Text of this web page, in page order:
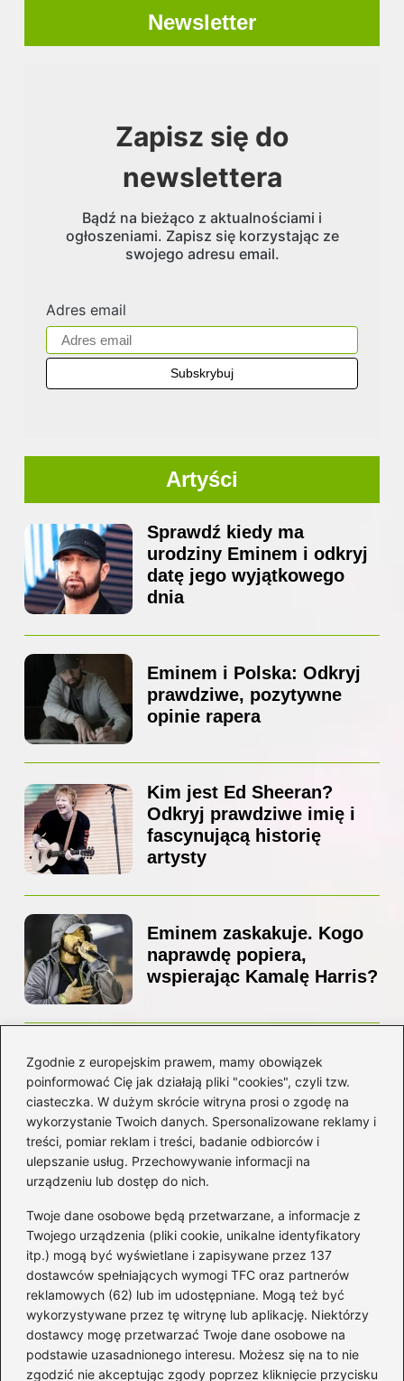
Zgodnie z europejskim prawem, mamy obowiązek
poinformować Cię jak działają pliki "cookies", czyli tzw.
ciasteczka. W dużym skrócie witryna prosi o zgodę na
wykorzystanie Twoich danych. Spersonalizowane reklamy i
treści, pomiar reklam i treści, badanie odbiorców i
ulepszanie usług. Przechowywanie informacji na
urządzeniu lub dostęp do nich.
Twoje dane osobowe będą przetwarzane, a informacje z
Twojego urządzenia (pliki cookie, unikalne identyfikatory
itp.) mogą być wyświetlane i zapisywane przez 137
dostawców spełniających wymogi TFC oraz partnerów
reklamowych (62) lub im udostępniane. Mogą też być
wykorzystywane przez tę witrynę lub aplikację. Niektórzy
dostawcy mogę przetwarzać Twoje dane osobowe na
podstawie uzasadnionego interesu. Możesz się na to nie
zgodzić nie akceptując zgody poprzez kliknięcie przycisku
Newsletter
Zapisz się do
newslettera
Bądź na bieżąco z aktualnościami i
ogłoszeniami. Zapisz się korzystając ze
swojego adresu email.
Adres email
Artyści
Sprawdź kiedy ma
urodziny Eminem i odkryj
datę jego wyjątkowego
dnia
Eminem i Polska: Odkryj
prawdziwe, pozytywne
opinie rapera
Kim jest Ed Sheeran?
Odkryj prawdziwe imię i
fascynującą historię
artysty
Eminem zaskakuje. Kogo
naprawdę popiera,
wspierając Kamalę Harris?
Z jakiego kraju pochodzi
Ed Sheeran? Poznaj jego
niezwykłą historię i
korzenie
Kategorie
Artyści (16)
Filmowa muzyka(101)
Gitara(69)
Gra na instrumencie (59)
Muzyka (236)
Nuty(10)